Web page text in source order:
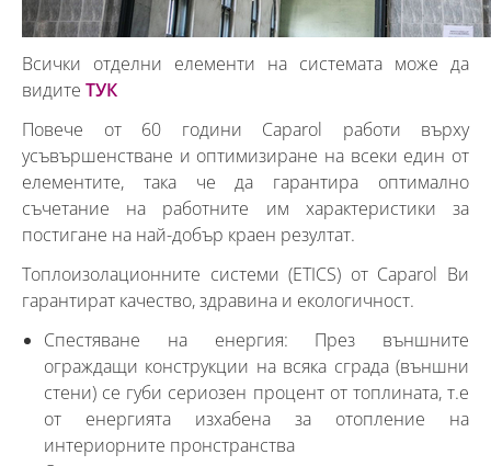
Всички отделни елементи на системата може да
видите ТУК
Повече от 60 години Caparol работи върху
усъвършенстване и оптимизиране на всеки един от
елементите, така че да гарантира оптимално
съчетание на работните им характеристики за
постигане на най-добър краен резултат.
Топлоизолационните системи (ETICS) от Caparol Ви
гарантират качество, здравина и екологичност.
­Спестяване на енергия: През външните
ограждащи конструкции на всяка сграда (външни
стени) се губи сериозен процент от топлината, т.е
от енергията изхабена за отопление на
интериорните пронстранства